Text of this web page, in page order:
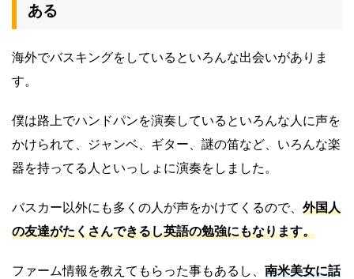
ある
海外でバスキングをしているといろんな出会いがありま
す。
僕は路上でハンドパンを演奏しているといろんな人に声を
かけられて、ジャンベ、ギター、謎の笛など、いろんな楽
器を持ってる人といっしょに演奏をしました。
バスカー以外にも多くの人が声をかけてくるので、 外国人
の友達がたくさんできるし英語の勉強にもなります。
ファーム情報を教えてもらった事もあるし、 南米美女に話